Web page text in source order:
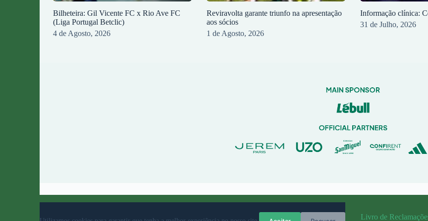
Bilheteira: Gil Vicente FC x Rio Ave FC
(Liga Portugal Betclic)
4 de Agosto, 2026
Reviravolta garante triunfo na apresentação
aos sócios
1 de Agosto, 2026
Informação clínica:
31 de Julho, 2026
© 2023 Rio Ave Futebol Clube Desenvolvido por Livro de